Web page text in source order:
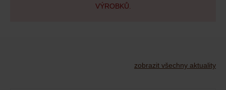
VÝROBKŮ.
zobrazit všechny aktuality